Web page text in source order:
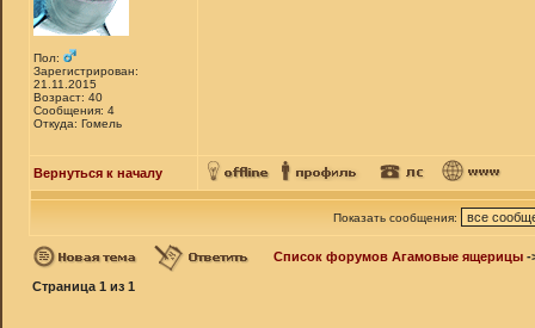
Пол:
Зарегистрирован:
21.11.2015
Возраст: 40
Сообщения: 4
Откуда: Гомель
Вернуться к началу
Показать сообщения:
Список форумов Агамовые ящерицы -
Страница 1 из 1